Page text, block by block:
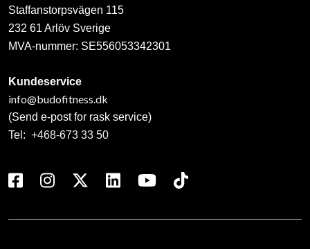
Staffanstorpsvägen 115
232 61 Arlöv Sverige
MVA-nummer: SE556053342301
Kundeservice
info@budofitness.dk
(Send e-post for rask service)
Tel: +468-673 33 50